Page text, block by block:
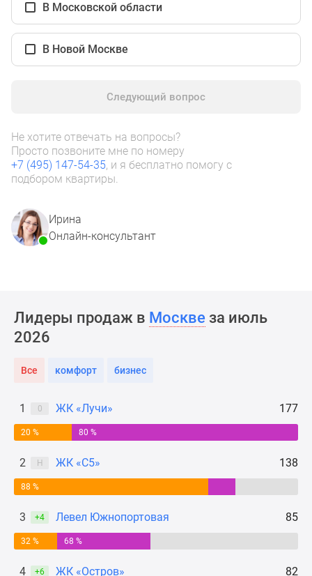
комнатные
комнатные
карте
Ипотечный
калькулятор
Семейная
ипотека
Военная
ипотека
Новости
недвижимости
эксперта
рынка
Покупателю
Экспертиза
новостроек
проекте
В Московской области
В Новой Москве
Следующий вопрос
Не хотите отвечать на вопросы?
Просто позвоните мне по номеру
+7 (495) 147-54-35, и я бесплатно помогу с
подбором квартиры.
Ирина
Онлайн-консультант
Лидеры продаж в Москве за июль
2026
Все комфорт бизнес
1 0 ЖК «Лучи» 177
20 % 80 %
2 Н ЖК «С5» 138
88 %
3 +4 Левел Южнопортовая 85
32 % 68 %
4 +6 ЖК «Остров» 82